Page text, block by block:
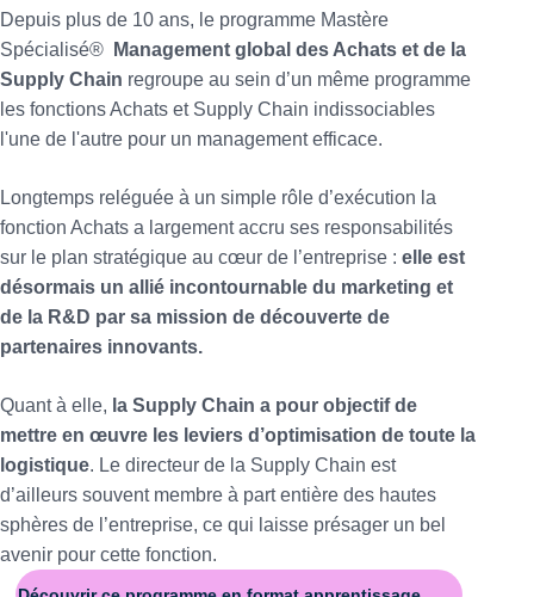
Depuis plus de 10 ans, le programme Mastère
Spécialisé®
Management global des Achats et de la
Supply Chain regroupe au sein d’un même programme
les fonctions Achats et Supply Chain indissociables
l'une de l'autre pour un management efficace.
Longtemps reléguée à un simple rôle d’exécution la
fonction Achats a largement accru ses responsabilités
sur le plan stratégique au cœur de l’entreprise : elle est
désormais un allié incontournable du marketing et
de la R&D par sa mission de découverte de
partenaires innovants.
Quant à elle, la Supply Chain a pour objectif de
mettre en œuvre les leviers d’optimisation de toute la
logistique. Le directeur de la Supply Chain est
d’ailleurs souvent membre à part entière des hautes
sphères de l’entreprise, ce qui laisse présager un bel
avenir pour cette fonction.